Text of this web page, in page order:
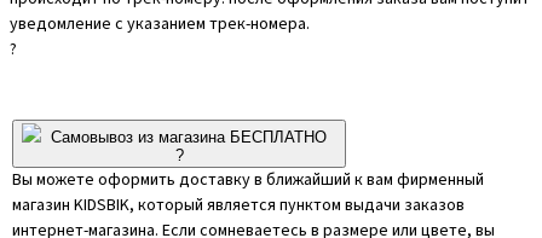
уведомление с указанием трек-номера.
?
Самовывоз из магазина БЕСПЛАТНО
?
Вы можете оформить доставку в ближайший к вам фирменный
магазин KIDSBIK, который является пунктом выдачи заказов
интернет-магазина. Если сомневаетесь в размере или цвете, вы